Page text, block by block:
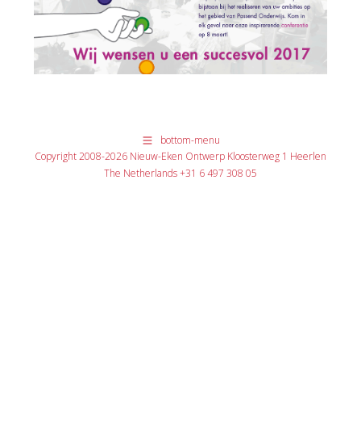
bottom-menu
Copyright 2008-2026 Nieuw-Eken Ontwerp Kloosterweg 1 Heerlen
The Netherlands +31 6 497 308 05